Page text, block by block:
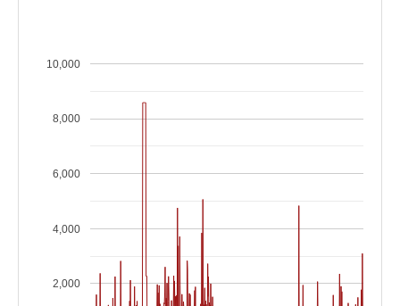
2,000
4,000
6,000
8,000
10,000